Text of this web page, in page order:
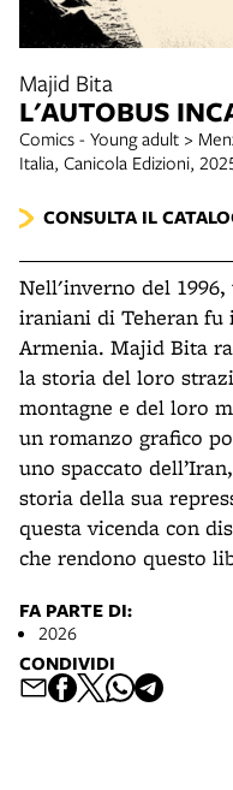
Majid Bita
L'AUTOBUS
Comics - Young adult >
Italia, Canicola Edizioni,
CONSULTA IL
Nell'inverno del
iraniani di Teheran fu
Armenia. Majid Bita
la storia del loro
montagne e del loro
un romanzo grafico
uno spaccato
storia della sua
questa vicenda con
che rendono questo
FA PARTE DI:
2026
CONDIVIDI